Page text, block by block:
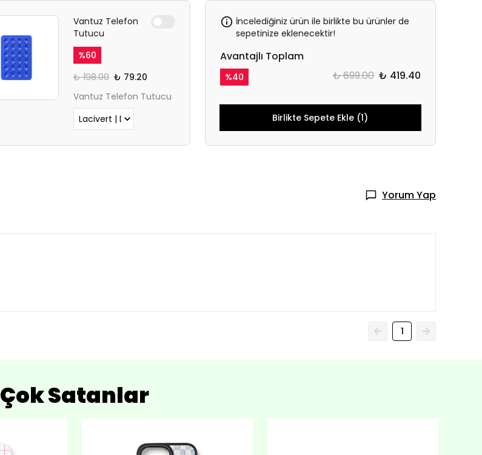
Vantuz Telefon
Tutucu
%60
₺ 198.00 ₺ 79.20
Vantuz Telefon Tutucu
İncelediğiniz ürün ile birlikte bu ürünler de
sepetinize eklenecektir!
Avantajlı Toplam
%40 ₺ 699.00 ₺ 419.40
Birlikte Sepete Ekle (1)
Yorum Yap
1
Çok Satanlar